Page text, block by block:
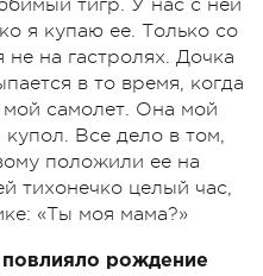
тигр. У нас с ней
я купаю ее. Только со
на гастролях. Дочка
в то время, когда
мой самолет. Она мой
Все дело в том,
положили ее на
тихонечко целый час,
«Ты моя мама?»
повлияло рождение